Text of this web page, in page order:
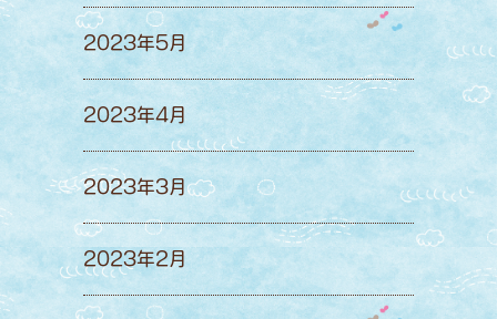
2023年5月
2023年4月
2023年3月
2023年2月